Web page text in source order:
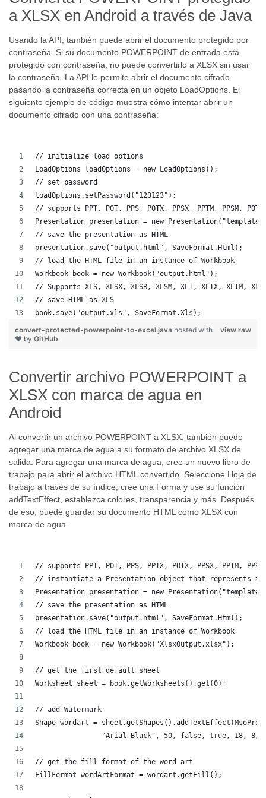
a XLSX en Android a través de Java
Usando la API, también puede abrir el documento protegido por
contraseña. Si su documento POWERPOINT de entrada está
protegido con contraseña, no puede convertirlo a XLSX sin usar
la contraseña. La API le permite abrir el documento cifrado
pasando la contraseña correcta en un objeto LoadOptions. El
siguiente ejemplo de código muestra cómo intentar abrir un
documento cifrado con una contraseña:
// initialize load options
LoadOptions loadOptions = new LoadOptions();
// set password
loadOptions.setPassword("123123");
// supports PPT, POT, PPS, POTX, PPSX, PPTM, PPSM,
Presentation presentation = new
// save the presentation as HTML
presentation.save("output.html", SaveFormat.Html);
// load the HTML file in an instance of Workbook
Workbook book = new Workbook("output.html");
// Supports XLS, XLSX, XLSB, XLSM, XLT, XLTX, XLTM,
// save HTML as XLS
book.save("output.xls", SaveFormat.Xls);
view raw
convert-protected-powerpoint-to-excel.java hosted with
❤ by GitHub
Convertir archivo POWERPOINT a
XLSX con marca de agua en
Android
Al convertir un archivo POWERPOINT a XLSX, también puede
agregar una marca de agua a su formato de archivo XLSX de
salida. Para agregar una marca de agua, cree un nuevo libro de
trabajo para abrir el archivo HTML convertido. Seleccione Hoja de
trabajo a través de su índice, cree una Forma y use su función
addTextEffect, establezca colores, transparencia y más. Después
de eso, puede guardar su documento HTML como XLSX con
marca de agua.
// supports PPT, POT, PPS, PPTX, POTX, PPSX, PPTM,
// instantiate a Presentation object that represents a
Presentation presentation = new
// save the presentation as HTML
presentation.save("output.html", SaveFormat.Html);
// load the HTML file in an instance of Workbook
Workbook book = new Workbook("XlsxOutput.xlsx");
// get the first default sheet
Worksheet sheet = book.getWorksheets().get(0);
// add Watermark
Shape wordart =
"Arial Black", 50, false, true, 18, 8,
// get the fill format of the word art
FillFormat wordArtFormat = wordart.getFill();